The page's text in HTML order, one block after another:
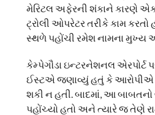
મેરિટલ અફેરની શંકાને કારણે એક
ટ્રોલી ઓપરેટર તરીકે કામ કરતો
સ્થળે પહોંચી રમેશ નામના મુખ્ય
કેમ્પેગૌડા ઇન્ટરનેશનલ એરપોર્ટ
ઈસ્ટએ જણાવ્યું હતું કે આરોપીએ
શકી ન હતી. બાદમાં, આ
પહોંચ્યો હતો અને ત્યારે જ તેણે